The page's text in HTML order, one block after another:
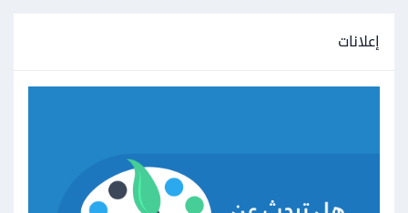
إعلانات